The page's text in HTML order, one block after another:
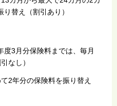
替え（割引あり）
3月分保険料までは、毎月
なし）
2年分の保険料を振り替え